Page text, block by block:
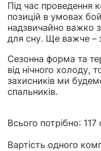
Під час проведення
позицій в умовах
надзвичайно важко
для сну. Ще важче –
Сезонна форма та
від нічного холоду,
захисників ми
спальників.
Всього потрібно: 117
Вартість одного